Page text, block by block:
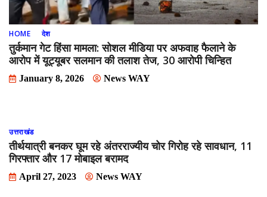
HOME देश
तुर्कमान गेट हिंसा मामला: सोशल मीडिया पर अफवाह फैलाने के
आरोप में यूट्यूबर सलमान की तलाश तेज, 30 आरोपी चिन्हित
January 8, 2026 News WAY
उत्तराखंड
तीर्थयात्री बनकर घूम रहे अंतरराज्यीय चोर गिरोह रहे सावधान, 11
गिरफ्तार और 17 मोबाइल बरामद
April 27, 2023 News WAY